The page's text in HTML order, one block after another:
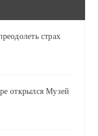
страх
открылся Музей